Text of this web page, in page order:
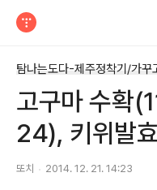
고구마 수확
24), 키위발
또치 2014. 12. 21. 14:23